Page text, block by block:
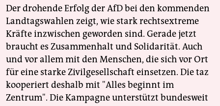
Der drohende Erfolg der AfD bei den kommenden
Landtagswahlen zeigt, wie stark rechtsextreme
Kräfte inzwischen geworden sind. Gerade jetzt
braucht es Zusammenhalt und Solidarität. Auch
und vor allem mit den Menschen, die sich vor Ort
für eine starke Zivilgesellschaft einsetzen. Die taz
kooperiert deshalb mit "Alles beginnt im
Zentrum". Die Kampagne unterstützt bundesweit